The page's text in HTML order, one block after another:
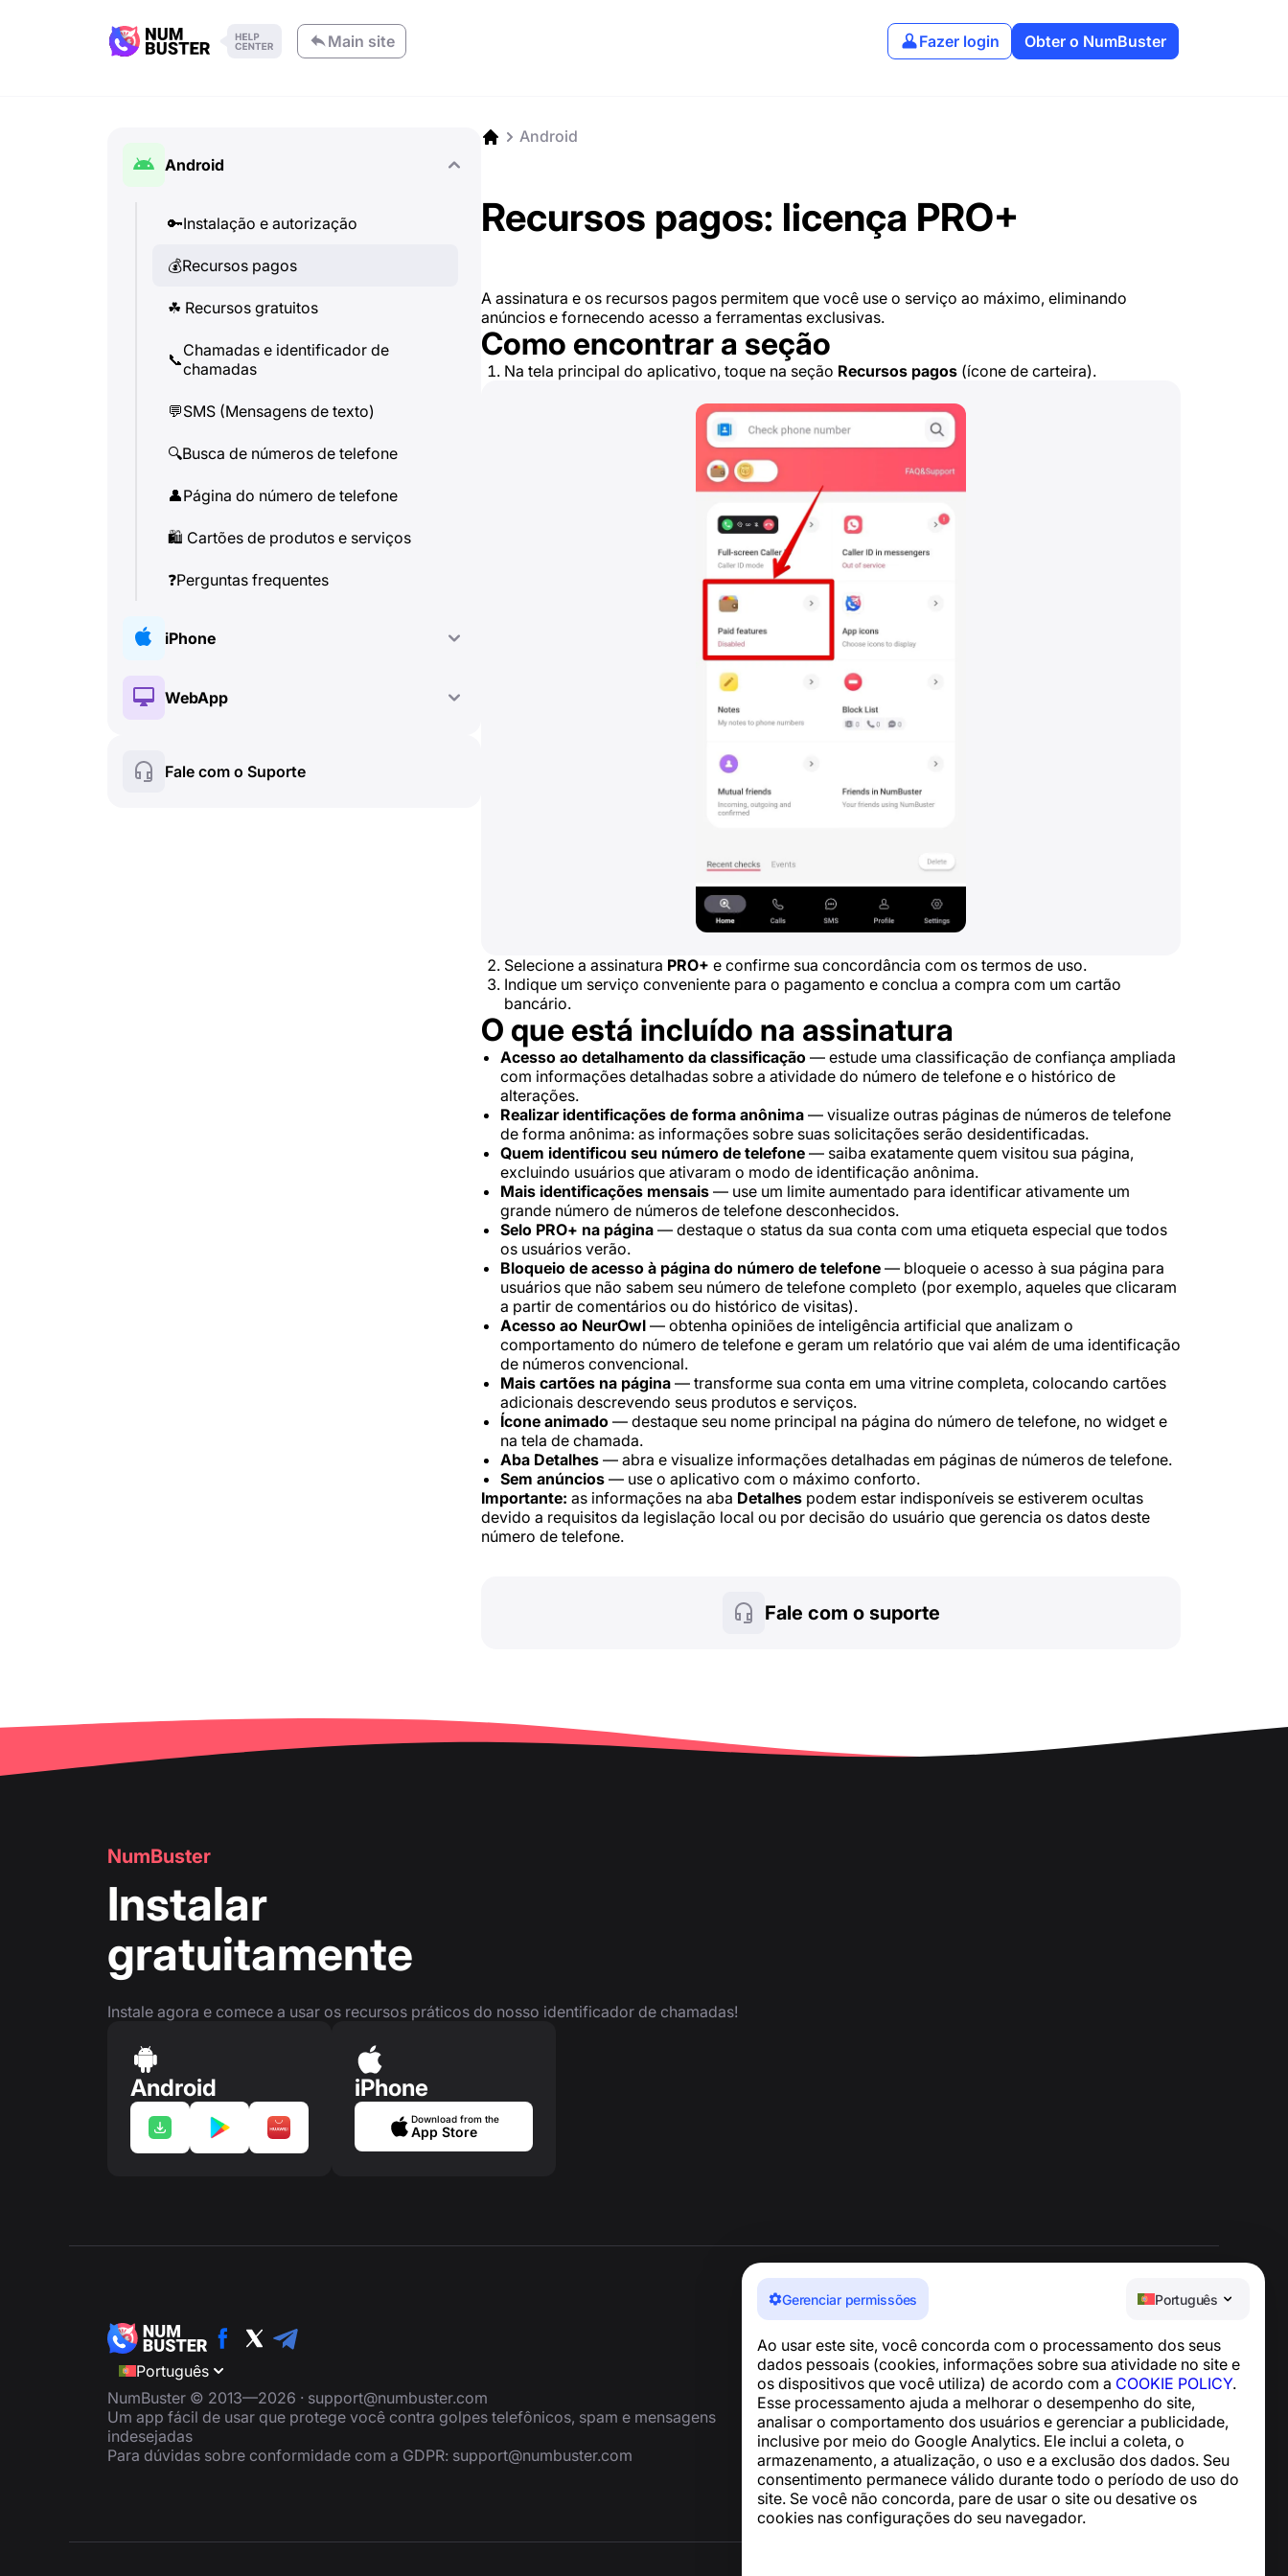
Main site Fazer login Obter o NumBuster
Gerenciar permissões Português
Ao usar este site, você concorda com o processamento dos seus
dados pessoais (cookies, informações sobre sua atividade no site e
os dispositivos que você utiliza) de acordo com a COOKIE POLICY.
Esse processamento ajuda a melhorar o desempenho do site,
analisar o comportamento dos usuários e gerenciar a publicidade,
inclusive por meio do Google Analytics. Ele inclui a coleta, o
armazenamento, a atualização, o uso e a exclusão dos dados. Seu
consentimento permanece válido durante todo o período de uso do
site. Se você não concorda, pare de usar o site ou desative os
cookies nas configurações do seu navegador.
Android
🔑Instalação e autorização
💰Recursos pagos
☘ ️ Recursos gratuitos
📞Chamadas e identificador de
chamadas
💬SMS (Mensagens de texto)
🔍Busca de números de telefone
👤Página do número de telefone
🛍 ️ Cartões de produtos e serviços
❓Perguntas frequentes
iPhone
🔑 Instalação e autorização
☘️ Recursos gratuitos
WebApp
Fale com o Suporte
Android
Recursos pagos: licença PRO+
A assinatura e os recursos pagos permitem que você use o serviço ao máximo, eliminando
anúncios e fornecendo acesso a ferramentas exclusivas.
Como encontrar a seção
Na tela principal do aplicativo, toque na seção Recursos pagos (ícone de carteira).
Selecione a assinatura PRO+ e confirme sua concordância com os termos de uso.
Indique um serviço conveniente para o pagamento e conclua a compra com um cartão
bancário.
O que está incluído na assinatura
Acesso ao detalhamento da classificação — estude uma classificação de confiança ampliada
com informações detalhadas sobre a atividade do número de telefone e o histórico de
alterações.
Realizar identificações de forma anônima — visualize outras páginas de números de telefone
de forma anônima: as informações sobre suas solicitações serão desidentificadas.
Quem identificou seu número de telefone — saiba exatamente quem visitou sua página,
excluindo usuários que ativaram o modo de identificação anônima.
Mais identificações mensais — use um limite aumentado para identificar ativamente um
grande número de números de telefone desconhecidos.
Selo PRO+ na página — destaque o status da sua conta com uma etiqueta especial que todos
os usuários verão.
Bloqueio de acesso à página do número de telefone — bloqueie o acesso à sua página para
usuários que não sabem seu número de telefone completo (por exemplo, aqueles que clicaram
a partir de comentários ou do histórico de visitas).
Acesso ao NeurOwl — obtenha opiniões de inteligência artificial que analizam o
comportamento do número de telefone e geram um relatório que vai além de uma identificação
de números convencional.
Mais cartões na página — transforme sua conta em uma vitrine completa, colocando cartões
adicionais descrevendo seus produtos e serviços.
Ícone animado — destaque seu nome principal na página do número de telefone, no widget e
na tela de chamada.
Aba Detalhes — abra e visualize informações detalhadas em páginas de números de telefone.
Sem anúncios — use o aplicativo com o máximo conforto.
Importante: as informações na aba Detalhes podem estar indisponíveis se estiverem ocultas
devido a requisitos da legislação local ou por decisão do usuário que gerencia os datos deste
número de telefone.
Fale com o suporte
NumBuster
Instalar
gratuitamente
Instale agora e comece a usar os recursos práticos do nosso identificador de chamadas!
Android iPhone
Download from the
App Store
Português
NumBuster © 2013—2026 · support@numbuster.com
Um app fácil de usar que protege você contra golpes telefônicos, spam e mensagens
indesejadas
Para dúvidas sobre conformidade com a GDPR: support@numbuster.com
Notícias e Artigos
Sobre o projeto
Contatos